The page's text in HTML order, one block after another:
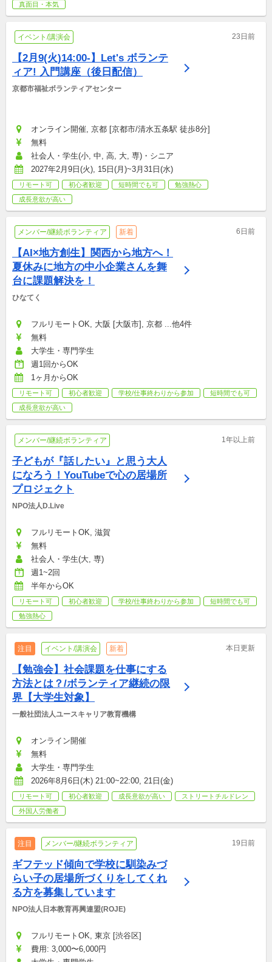
真面目・本気
イベント/講演会 23日前
【2月9(火)14:00-】Let's ボランテ
ィア! 入門講座（後日配信）
京都市福祉ボランティアセンター
オンライン開催, 京都 [京都市/清水五条駅 徒歩8分]
無料
社会人・学生(小, 中, 高, 大, 専)・シニア
2027年2月9日(火), 15日(月)~3月31日(水)
リモート可 初心者歓迎 短時間でも可
勉強熱心
成長意欲が高い
メンバー/継続ボランティア 新着 6日前
【AI×地方創生】関西から地方へ！
夏休みに地方の中小企業さんを舞
台に課題解決を！
ひなてく
フルリモートOK, 大阪 [大阪市], 京都 ...他4件
無料
大学生・専門学生
週1回からOK
1ヶ月からOK
リモート可 初心者歓迎 学校/仕事終わりから参加
短時間でも可
成長意欲が高い
メンバー/継続ボランティア 1年以上前
子どもが『話したい』と思う大人
になろう！YouTubeで心の居場所
プロジェクト
NPO法人D.Live
フルリモートOK, 滋賀
無料
社会人・学生(大, 専)
週1~2回
半年からOK
リモート可 初心者歓迎 学校/仕事終わりから参加
短時間でも可
勉強熱心
注目 イベント/講演会 新着 本日更新
【勉強会】社会課題を仕事にする
方法とは？/ボランティア継続の限
界【大学生対象】
一般社団法人ユースキャリア教育機構
オンライン開催
無料
大学生・専門学生
2026年8月6日(木) 21:00~22:00, 21日(金)
リモート可 初心者歓迎 成長意欲が高い
ストリートチルドレン
外国人労働者
注目 メンバー/継続ボランティア 19日前
ギフテッド傾向で学校に馴染みづ
らい子の居場所づくりをしてくれ
る方を募集しています
NPO法人日本教育再興連盟(ROJE)
フルリモートOK, 東京 [渋谷区]
費用: 3,000〜6,000円